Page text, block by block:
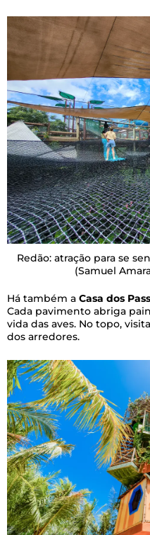
Redão: atração para se
(Samuel
Há também a Casa dos
Cada pavimento abriga
vida das aves. No topo,
dos arredores.